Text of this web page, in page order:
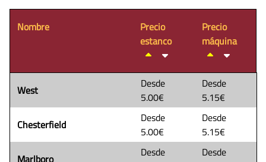
Nombre
Precio
estanco
Precio
máquina
West
Desde
5.00€
Desde
5.15€
Chesterfield
Desde
5.00€
Desde
5.15€
Marlboro
Desde
Desde